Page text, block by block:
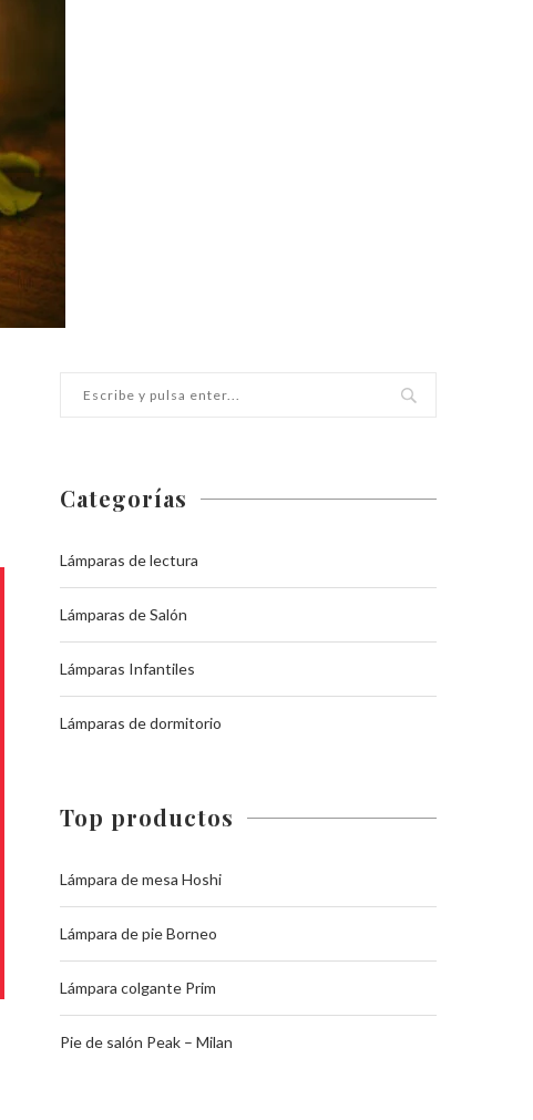
Categorías
Lámparas de lectura
Lámparas de Salón
Lámparas Infantiles
Lámparas de dormitorio
Top productos
Lámpara de mesa Hoshi
Lámpara de pie Borneo
Lámpara colgante Prim
Pie de salón Peak – Milan